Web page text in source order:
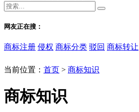
网友正在搜：
商标注册 侵权 商标分类 驳回 商标转让
当前位置： 首页 > 商标知识
商标知识